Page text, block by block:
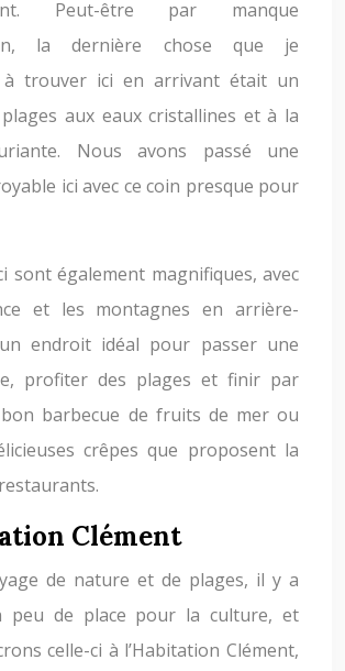
Peut-être par manque
la dernière chose que je
à trouver ici en arrivant était un
aux eaux cristallines et à la
Nous avons passé une
ici avec ce coin presque pour
sont également magnifiques, avec
et les montagnes en arrière-
un endroit idéal pour passer une
profiter des plages et finir par
barbecue de fruits de mer ou
crêpes que proposent la
Clément
de nature et de plages, il y a
peu de place pour la culture, et
celle-ci à l’Habitation Clément,